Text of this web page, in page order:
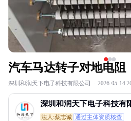
汽车马达转子对地电阻
深圳和润天下电子科技有限公司 · 2026-05-14
深圳和润天下电子科技有
法人:蔡志诚 通过主体资质核查